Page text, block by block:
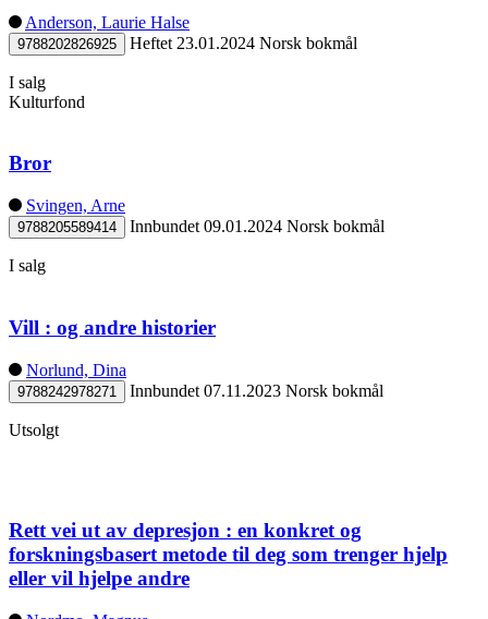
Anderson, Laurie Halse
9788202826925 Heftet 23.01.2024 Norsk bokmål
I salg
Kulturfond
Bror
Svingen, Arne
9788205589414 Innbundet 09.01.2024 Norsk bokmål
I salg
Vill : og andre historier
Norlund, Dina
9788242978271 Innbundet 07.11.2023 Norsk bokmål
Utsolgt
Rett vei ut av depresjon : en konkret og
forskningsbasert metode til deg som trenger hjelp
eller vil hjelpe andre